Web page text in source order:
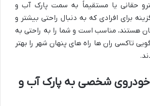
حقانی یا مستقیماً به سمت پارک آب و
برای افرادی که به دنبال راحتی بیشتر و
هستند، مناسب است و شما را به راحتی به
تاکسی ران ها راه های پنهان شهر را بهتر
شخصی به پارک آب و